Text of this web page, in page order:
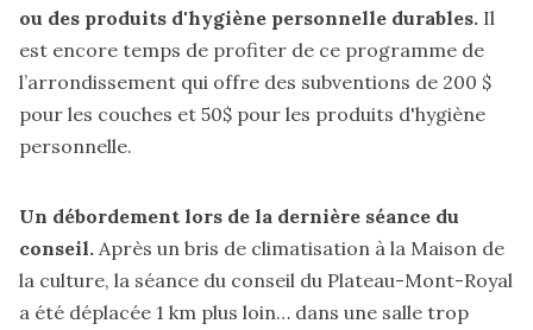
ou des produits d'hygiène personnelle durables. Il
est encore temps de profiter de ce programme de
l’arrondissement qui offre des subventions de 200 $
pour les couches et 50$ pour les produits d'hygiène
personnelle.
Un débordement lors de la dernière séance du
conseil. Après un bris de climatisation à la Maison de
la culture, la séance du conseil du Plateau-Mont-Royal
a été déplacée 1 km plus loin… dans une salle trop